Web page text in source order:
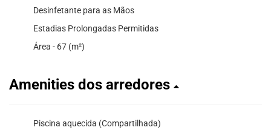
Desinfetante para as Mãos
Estadias Prolongadas Permitidas
Área - 67 (m²)
Amenities dos arredores
Piscina aquecida (Compartilhada)